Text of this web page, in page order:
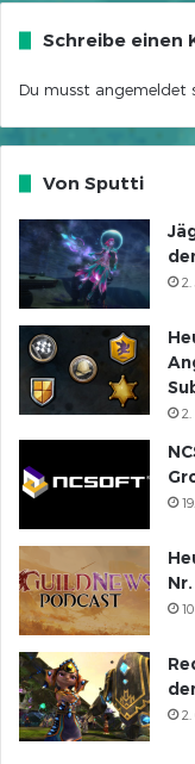
Schreibe einen
Du musst angemeldet
Von Sputti
2.